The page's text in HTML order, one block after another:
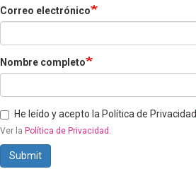
Correo electrónico
Nombre completo
He leído y acepto la Política de Privacidad.
Ver la Política de Privacidad .
Submit